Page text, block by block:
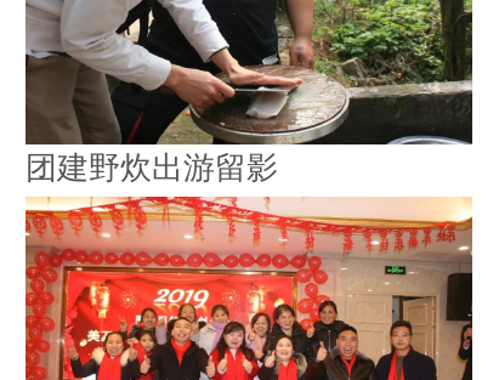
团建野炊出游留影